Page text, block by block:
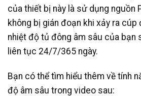
của thiết bị này là sử dụng nguồn
không bị gián đoạn khi xảy ra cúp
nhiệt độ tủ đông âm sâu của bạn
liên tục 24/7/365 ngày.
Bạn có thể tìm hiểu thêm về tính
độ âm sâu trong video sau: